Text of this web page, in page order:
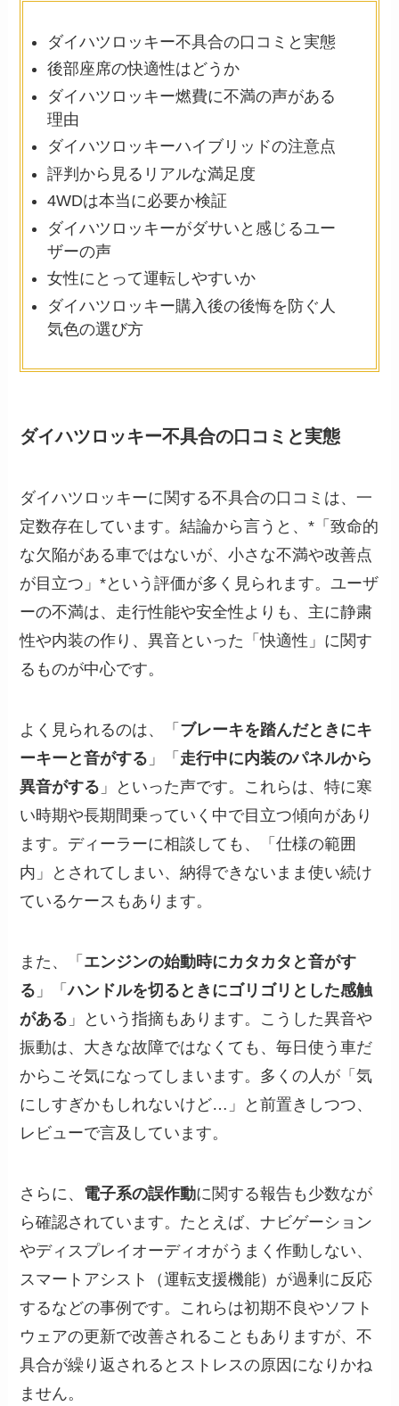
ダイハツロッキー不具合の口コミと実態
後部座席の快適性はどうか
ダイハツロッキー燃費に不満の声がある
理由
ダイハツロッキーハイブリッドの注意点
評判から見るリアルな満足度
4WDは本当に必要か検証
ダイハツロッキーがダサいと感じるユー
ザーの声
女性にとって運転しやすいか
ダイハツロッキー購入後の後悔を防ぐ人
気色の選び方
ダイハツロッキー不具合の口コミと実態
ダイハツロッキーに関する不具合の口コミは、一
定数存在しています。結論から言うと、*「致命的
な欠陥がある車ではないが、小さな不満や改善点
が目立つ」*という評価が多く見られます。ユーザ
ーの不満は、走行性能や安全性よりも、主に静粛
性や内装の作り、異音といった「快適性」に関す
るものが中心です。
よく見られるのは、「 ブレーキを踏んだときにキ
ーキーと音がする 」「 走行中に内装のパネルから
異音がする 」といった声です。これらは、特に寒
い時期や長期間乗っていく中で目立つ傾向があり
ます。ディーラーに相談しても、「仕様の範囲
内」とされてしまい、納得できないまま使い続け
ているケースもあります。
また、「 エンジンの始動時にカタカタと音がす
る 」「ハンドルを切るときにゴリゴリとした感触
がある 」という指摘もあります。こうした異音や
振動は、大きな故障ではなくても、毎日使う車だ
からこそ気になってしまいます。多くの人が「気
にしすぎかもしれないけど…」と前置きしつつ、
レビューで言及しています。
さらに、 電子系の誤作動に関する報告も少数なが
ら確認されています。たとえば、ナビゲーション
やディスプレイオーディオがうまく作動しない、
スマートアシスト（運転支援機能）が過剰に反応
するなどの事例です。これらは初期不良やソフト
ウェアの更新で改善されることもありますが、不
具合が繰り返されるとストレスの原因になりかね
ません。